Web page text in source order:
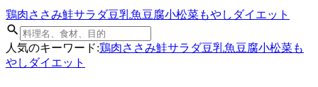
鶏肉ささみ鮭サラダ豆乳魚豆腐小松菜もやし ダイエット
人気のキーワード:鶏肉ささみ鮭サラダ豆乳魚豆腐小松菜も
やし ダイエット